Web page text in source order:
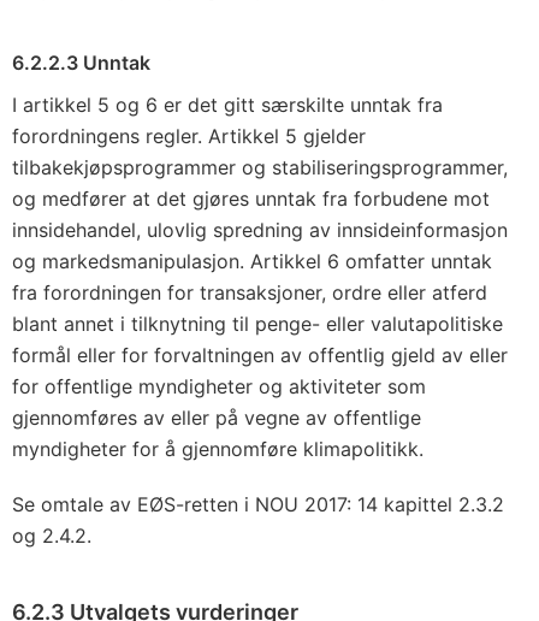
6.2.2.3 Unntak
I artikkel 5 og 6 er det gitt særskilte unntak fra
forordningens regler. Artikkel 5 gjelder
tilbakekjøpsprogrammer og stabiliseringsprogrammer,
og medfører at det gjøres unntak fra forbudene mot
innsidehandel, ulovlig spredning av innsideinformasjon
og markedsmanipulasjon. Artikkel 6 omfatter unntak
fra forordningen for transaksjoner, ordre eller atferd
blant annet i tilknytning til penge- eller valutapolitiske
formål eller for forvaltningen av offentlig gjeld av eller
for offentlige myndigheter og aktiviteter som
gjennomføres av eller på vegne av offentlige
myndigheter for å gjennomføre klimapolitikk.
Se omtale av EØS-retten i NOU 2017: 14 kapittel 2.3.2
og 2.4.2.
6.2.3 Utvalgets vurderinger